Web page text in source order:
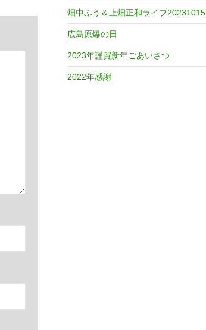
畑中ふう＆上畑正和ライブ20231015
広島原爆の日
2023年謹賀新年ごあいさつ
2022年感謝